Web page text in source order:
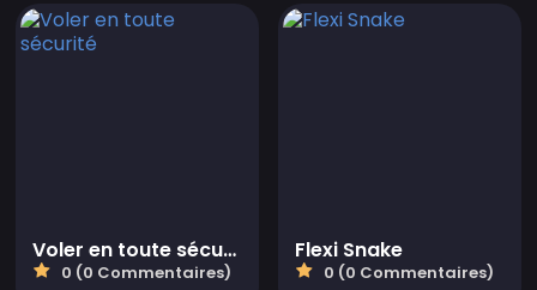
Voler en toute sécurité
0 (0 Commentaires)
Flexi Snake
0 (0 Commentaires)